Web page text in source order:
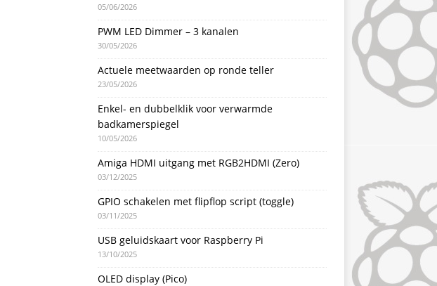
05/06/2026
PWM LED Dimmer – 3 kanalen
30/05/2026
Actuele meetwaarden op ronde teller
23/05/2026
Enkel- en dubbelklik voor verwarmde
badkamerspiegel
10/05/2026
Amiga HDMI uitgang met RGB2HDMI (Zero)
03/12/2025
GPIO schakelen met flipflop script (toggle)
03/11/2025
USB geluidskaart voor Raspberry Pi
13/10/2025
OLED display (Pico)